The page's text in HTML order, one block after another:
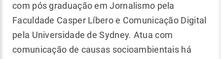
com pós graduação em Jornalismo pela
Faculdade Casper Líbero e Comunicação Digital
pela Universidade de Sydney. Atua com
comunicação de causas socioambientais há